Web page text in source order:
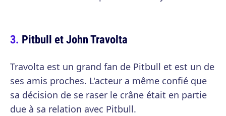
Pitbull et John Travolta
Travolta est un grand fan de Pitbull et est un de
ses amis proches. L'acteur a même confié que
sa décision de se raser le crâne était en partie
due à sa relation avec Pitbull.